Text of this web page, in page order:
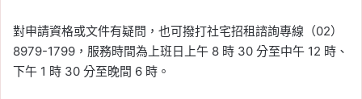
對申請資格或文件有疑問，也可撥打社宅招租諮詢專線（02）
8979-1799，服務時間為上班日上午 8 時 30 分至中午 12 時、
下午 1 時 30 分至晚間 6 時。